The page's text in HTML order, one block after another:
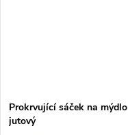
Prokrvující sáček na mýdlo
jutový